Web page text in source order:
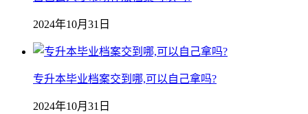
2024年10月31日
专升本毕业档案交到哪,可以自己拿吗?
2024年10月31日